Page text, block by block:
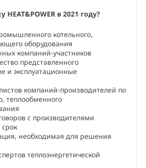
в 2021 году?
котельного,
оборудования
компаний-участников
представленного
и эксплуатационные
компаний-производителей по
теплообменного
с производителями
необходимая для решения
теплоэнергетической